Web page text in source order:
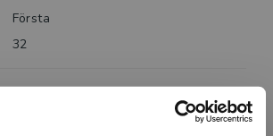
och rycker tag i läsaren. Texten på
av vardagliga ord, lätta att ta till sig
Första
32